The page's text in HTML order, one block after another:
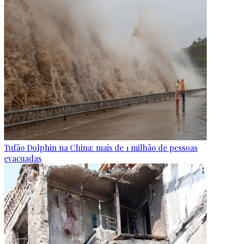
Tufão Dolphin na China: mais de 1 milhão de pessoas
evacuadas